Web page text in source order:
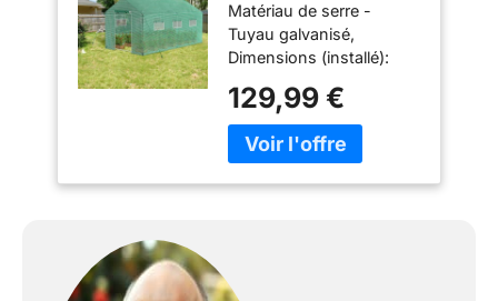
aluminium,
Résistant à l'hiver,
Protection contre le
gel, Pour Plante
Tomates - 4,5 x 2 x
2 m - 9 m²
Matériau de serre -
Tuyau galvanisé,
Dimensions (installé):
du tube: 25 mm,
Épaisseur du tube: 0,7
mm. Il y a des portes et
cadre de serre est
129,99 €